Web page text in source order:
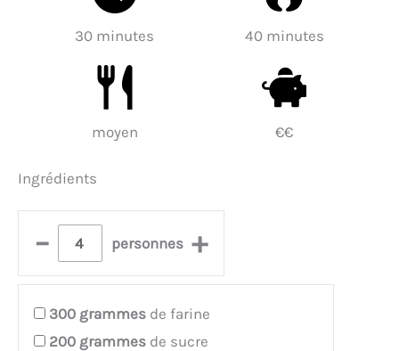
30 minutes 40 minutes
moyen €€
Ingrédients
– personnes +
300 grammes de farine
200 grammes de sucre